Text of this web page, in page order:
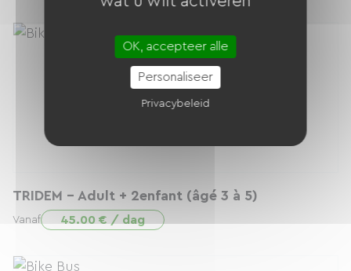
TRIDEM - Adult + 2enfant (âgé 3 à 5)
Vanaf 45.00 € / dag
OK, accepteer alle
Personaliseer
Privacybeleid